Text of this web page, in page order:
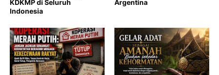
KDKMP di Seluruh
Indonesia
Argentina